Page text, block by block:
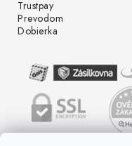
Trustpay
Prevodom
Dobierka